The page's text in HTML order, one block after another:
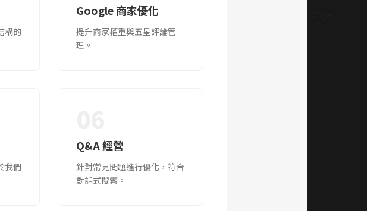
構的
Google 商家優化
提升商家權重與五星評論管
理。
我們
Q&A 經營
針對常見問題進行優化，符合
對話式搜索。